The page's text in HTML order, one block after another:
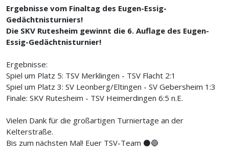
Ergebnisse vom Finaltag des Eugen-Essig-
Gedächtnisturniers!
Die SKV Rutesheim gewinnt die 6. Auflage des Eugen-
Essig-Gedächtnisturnier!
Ergebnisse:
Spiel um Platz 5: TSV Merklingen - TSV Flacht 2:1
Spiel um Platz 3: SV Leonberg/Eltingen - SV Gebersheim 1:3
Finale: SKV Rutesheim - TSV Heimerdingen 6:5 n.E.
Vielen Dank für die großartigen Turniertage an der
Kelterstraße.
Bis zum nächsten Mal! Euer TSV-Team ⚫️🔵